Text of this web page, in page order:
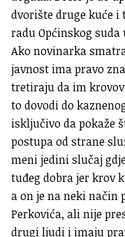
dvorište druge kuće
radu Općinskog
Ako novinarka
javnost ima pravo
tretiraju da im
to dovodi do
isključivo da pokaže
postupa od strane
meni jedini slučaj
tuđeg dobra jer krov
a on je na neki način
Perkovića, ali nije
drugi ljudi i imaju